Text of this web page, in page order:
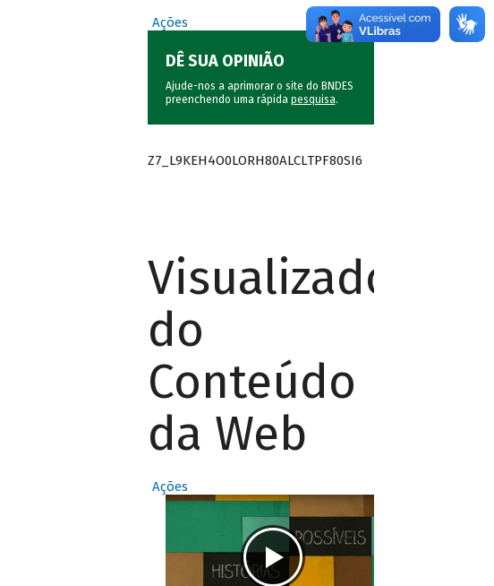
Ações
DÊ SUA OPINIÃO
Ajude-nos a aprimorar o site do BNDES
preenchendo uma rápida pesquisa.
Z7_L9KEH4O0LORH80ALCLTPF80SI6
Visualizador
do
Conteúdo
da Web
Ações